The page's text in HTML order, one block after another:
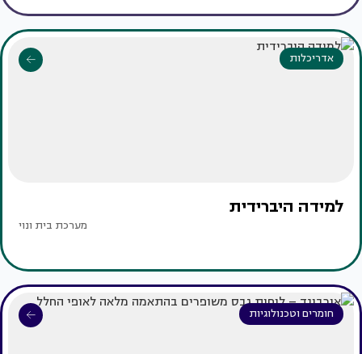
אדריכלות
למידה היברידית
מערכת בית ונוי
חומרים וטכנולוגיות